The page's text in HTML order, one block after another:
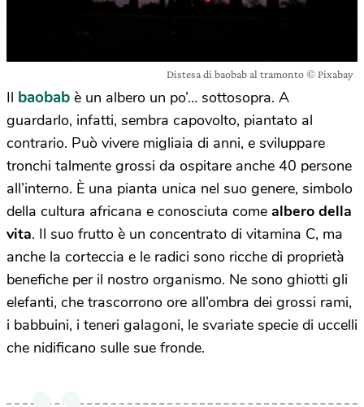
Distesa di baobab al tramonto © Pixabay
Il baobab è un albero un po’… sottosopra. A
guardarlo, infatti, sembra capovolto, piantato al
contrario. Può vivere migliaia di anni, e sviluppare
tronchi talmente grossi da ospitare anche 40 persone
all’interno. È una pianta unica nel suo genere, simbolo
della cultura africana e conosciuta come albero della
vita. Il suo frutto è un concentrato di vitamina C, ma
anche la corteccia e le radici sono ricche di proprietà
benefiche per il nostro organismo. Ne sono ghiotti gli
elefanti, che trascorrono ore all’ombra dei grossi rami,
i babbuini, i teneri galagoni, le svariate specie di uccelli
che nidificano sulle sue fronde.